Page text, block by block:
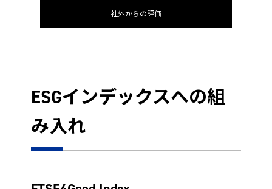
社外からの評価
ESGインデックスへの組
み入れ